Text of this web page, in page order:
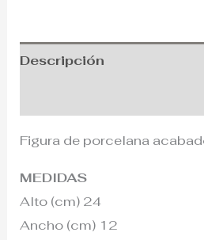
Descripción
Figura de porcelana
MEDIDAS
Alto (cm) 24
Ancho (cm) 12